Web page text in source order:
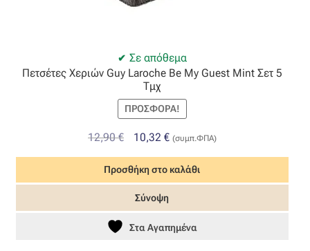
Σε απόθεμα
Πετσέτες Χεριών Guy Laroche Be My Guest Mint Σετ 5
Τμχ
ΠΡΟΣΦΟΡΆ!
12,90€
Original
price
was:
12,90 €.
10,32 €Η
τρέχουσα
τιμή
είναι:
(συμπ.ΦΠΑ)
Προσθήκη στο καλάθι
Σύνοψη
Στα Αγαπημένα